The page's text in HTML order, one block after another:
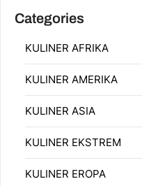
Categories
KULINER AFRIKA
KULINER AMERIKA
KULINER ASIA
KULINER EKSTREM
KULINER EROPA